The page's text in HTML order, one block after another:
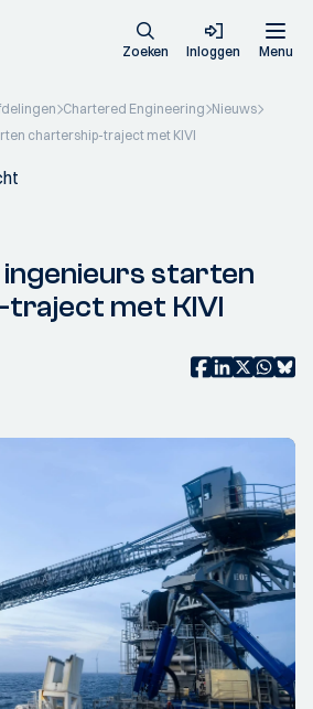
Zoeken Inloggen Menu
Chartered Engineering Nieuws
chartership-traject met KIVI
starten
met KIVI